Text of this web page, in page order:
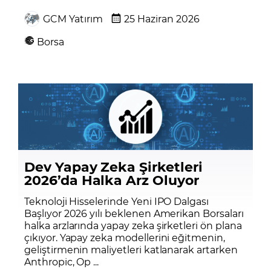
GCM Yatırım
25 Haziran 2026
Borsa
Dev Yapay Zeka Şirketleri
2026’da Halka Arz Oluyor
Teknoloji Hisselerinde Yeni IPO Dalgası
Başlıyor 2026 yılı beklenen Amerikan Borsaları
halka arzlarında yapay zeka şirketleri ön plana
çıkıyor. Yapay zeka modellerini eğitmenin,
geliştirmenin maliyetleri katlanarak artarken
Anthropic, Op ...